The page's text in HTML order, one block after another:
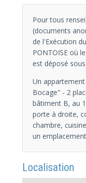
Pour tous
(documents
de l'Exécution
PONTOISE où
est déposé
Un appartement
Bocage" - 2
bâtiment B, au
porte à droite,
chambre,
un
Localisation